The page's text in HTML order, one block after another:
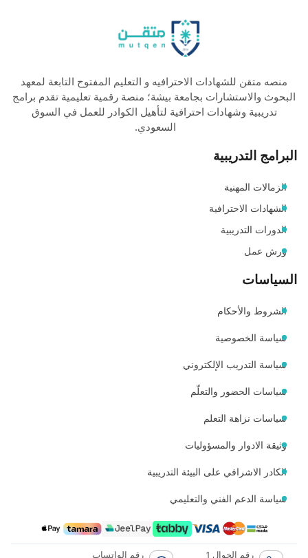
منصه متقن للشهادات الاحترافيه و التعليم المفتوح التابعة لمعهد
البحوث والاستشارات بجامعة بيشة؛ منصة رقمية تعليمية تقدم برامج
تدريبية وشهادات احترافية لتأهيل الكوادر للعمل في السوق
السعودي.
البرامج التدريبية
الزمالات المهنية
الشهادات الاحترافية
الدورات التدريبية
ورش عمل
السياسات
الشروط والأحكام
سياسة الخصوصية
سياسة التدريب الإلكتروني
سياسات الحضور والتعلّم
سياسات نزاهة التعلم
وثيقة الادوار والمسؤوليات
الكادر الاشرافي على البيئة التدريبية
سياسة الدعم الفني والتعليمي
رقم الجوال 1 رقم الواتساب